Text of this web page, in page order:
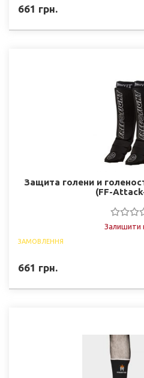
661 грн.
Защита голени и
(FF-
Залишити
ЗАМОВЛЕННЯ
661 грн.